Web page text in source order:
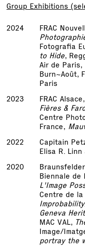
Group Exhibitions
2024 FRAC
Fotografia
to Hide,
Air de Paris,
Burn~Août,
Paris
2023
FRAC Alsace,
Fières &
Centre
France,
2022
Capitain
Elisa R.
2020
Biennale de
L'Image
Centre de
Geneva
MAC VAL,
Image/
portray the